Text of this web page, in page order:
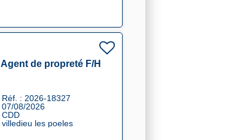
Agent de propreté F/H
Réf. : 2026-18327
07/08/2026
CDD
villedieu les poeles